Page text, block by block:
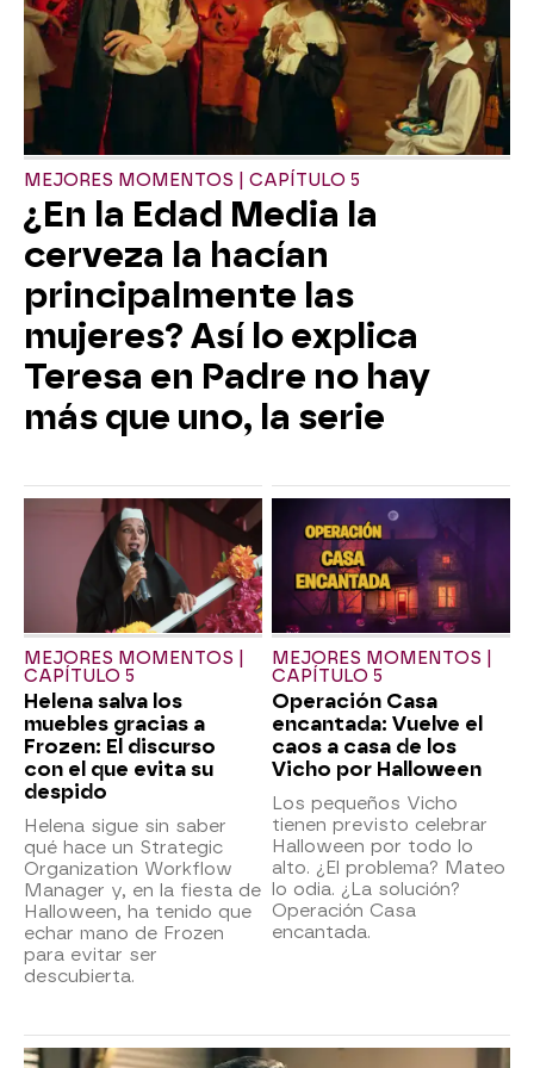
MEJORES MOMENTOS | CAPÍTULO 5
¿En la Edad Media la
cerveza la hacían
principalmente las
mujeres? Así lo explica
Teresa en Padre no hay
más que uno, la serie
MEJORES MOMENTOS |
CAPÍTULO 5
Helena salva los
muebles gracias a
Frozen: El discurso
con el que evita su
despido
Helena sigue sin saber
qué hace un Strategic
Organization Workflow
Manager y, en la fiesta de
Halloween, ha tenido que
echar mano de Frozen
para evitar ser
descubierta.
MEJORES MOMENTOS |
CAPÍTULO 5
Operación Casa
encantada: Vuelve el
caos a casa de los
Vicho por Halloween
Los pequeños Vicho
tienen previsto celebrar
Halloween por todo lo
alto. ¿El problema? Mateo
lo odia. ¿La solución?
Operación Casa
encantada.